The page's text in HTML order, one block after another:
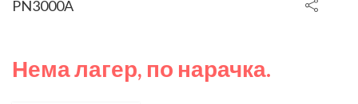
PN3000A
Нема лагер, по нарачка.